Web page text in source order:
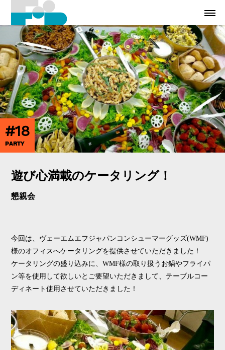
#18
PARTY
遊び心満載のケータリング！
懇親会
今回は、ヴェーエムエフジャパンコンシューマーグッズ(WMF)
様のオフィスへケータリングを提供させていただきました！
ケータリングの盛り込みに、WMF様の取り扱うお鍋やフライパ
ン等を使用して欲しいとご要望いただきまして、テーブルコー
ディネート使用させていただきました！